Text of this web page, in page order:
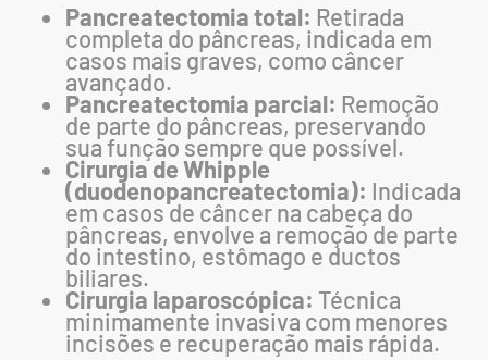
Pancreatectomia total: Retirada
completa do pâncreas, indicada em
casos mais graves, como câncer
avançado.
Pancreatectomia parcial: Remoção
de parte do pâncreas, preservando
sua função sempre que possível.
Cirurgia de Whipple
(duodenopancreatectomia): Indicada
em casos de câncer na cabeça do
pâncreas, envolve a remoção de parte
do intestino, estômago e ductos
biliares.
Cirurgia laparoscópica: Técnica
minimamente invasiva com menores
incisões e recuperação mais rápida.